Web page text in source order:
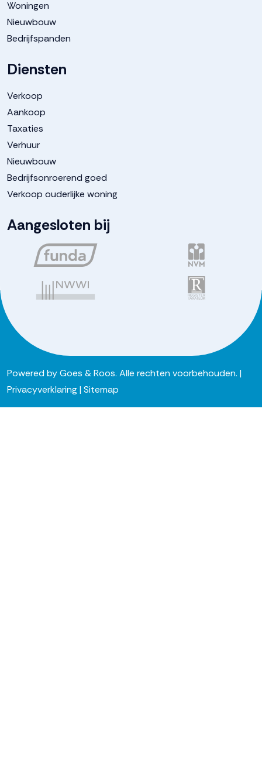
Woningen
Nieuwbouw
Bedrijfspanden
Diensten
Verkoop
Aankoop
Taxaties
Verhuur
Nieuwbouw
Bedrijfsonroerend goed
Verkoop ouderlijke woning
Aangesloten bij
Powered byGoes & Roos. Alle rechten voorbehouden. |
Privacyverklaring |Sitemap